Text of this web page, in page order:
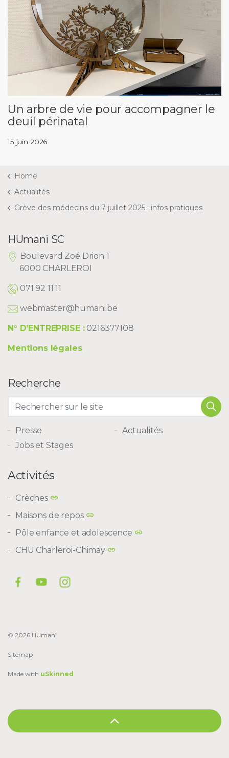
Un arbre de vie pour accompagner le
deuil périnatal
15 juin 2026
Home
Actualités
Grève des médecins du 7 juillet 2025 : infos pratiques
HUmani SC
Boulevard Zoé Drion 1
6000 CHARLEROI
071 92 11 11
webmaster@humani.be
N° D’ENTREPRISE :0216377108
Mentions légales
Recherche
Presse
Actualités
Jobs et Stages
Activités
Crèches
Maisons de repos
Pôle enfance et adolescence
CHU Charleroi-Chimay
© 2026 HUmani
Sitemap
Made with uSkinned